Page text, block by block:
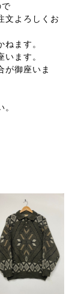
文よろしくお
ます。
ます。
が御座いま